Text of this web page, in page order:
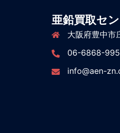
亜鉛買取セ
大阪府豊中市
06-6868-
info@aen-